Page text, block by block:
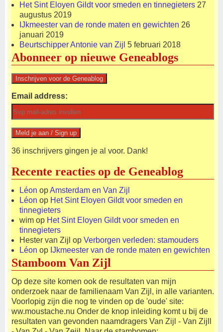
Het Sint Eloyen Gildt voor smeden en tinnegieters 27
augustus 2019
IJkmeester van de ronde maten en gewichten 26
januari 2019
Beurtschipper Antonie van Zijl 5 februari 2018
Abonneer op nieuwe Geneablogs
Email address:
36 inschrijvers gingen je al voor. Dank!
Recente reacties op de Geneablog
Léon opAmsterdam en Van Zijl
Léon op Het Sint Eloyen Gildt voor smeden en
tinnegieters
wim op Het Sint Eloyen Gildt voor smeden en
tinnegieters
Hester van Zijl op Verborgen verleden: stamouders
Léon op IJkmeester van de ronde maten en gewichten
Stamboom Van Zijl
Op deze site komen ook de resultaten van mijn
onderzoek naar de familienaam Van Zijl, in alle varianten.
Voorlopig zijn die nog te vinden op de 'oude' site:
ww.moustache.nu Onder de knop inleiding komt u bij de
resultaten van gevonden naamdragers Van Zijl - Van Zijll